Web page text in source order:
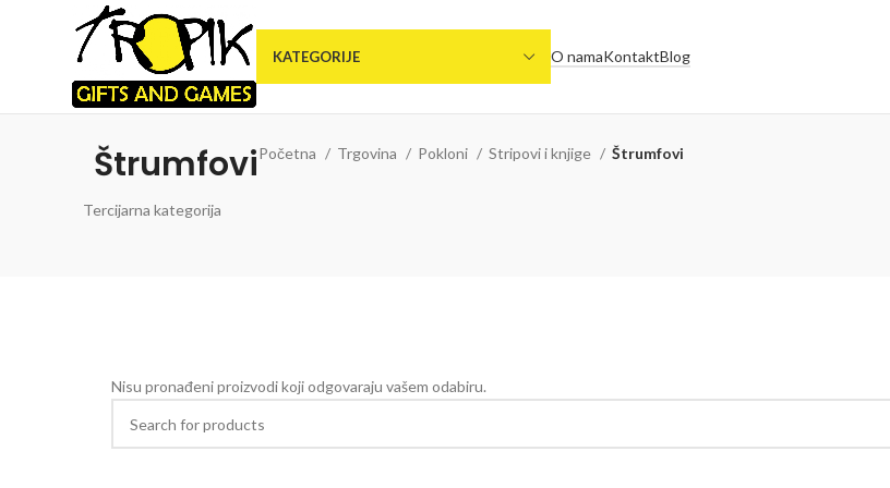
KATEGORIJE O namaKontaktBlog
ŠtrumfoviPočetna Trgovina Pokloni Stripovi i knjige Štrumfovi
Tercijarna kategorija
Nisu pronađeni proizvodi koji odgovaraju vašem odabiru.